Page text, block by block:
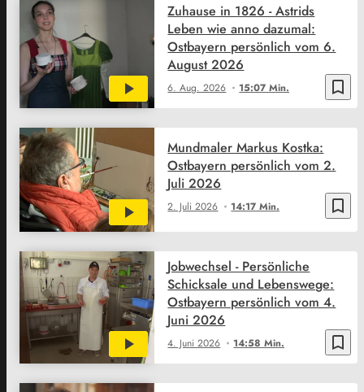
bookmark_border
6. Aug. 2026 15:07 Min.
Zuhause in 1826 - Astrids
Leben wie anno dazumal:
Ostbayern persönlich vom 6.
August 2026
bookmark_border
2. Juli 2026 14:17 Min.
Mundmaler Markus Kostka:
Ostbayern persönlich vom 2.
Juli 2026
bookmark_border
4. Juni 2026 14:58 Min.
Jobwechsel - Persönliche
Schicksale und Lebenswege:
Ostbayern persönlich vom 4.
Juni 2026